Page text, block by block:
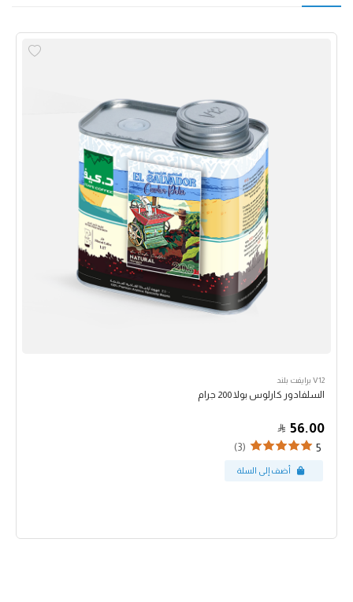
V12 برايفت بلند
السلفادور كارلوس بولا 200 جرام
56.00
5
(3)